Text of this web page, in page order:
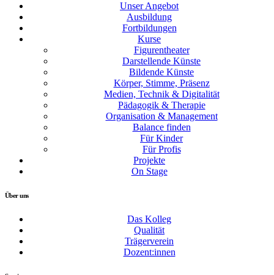
Unser Angebot
Ausbildung
Fortbildungen
Kurse
Figurentheater
Darstellende Künste
Bildende Künste
Körper, Stimme, Präsenz
Medien, Technik & Digitalität
Pädagogik & Therapie
Organisation & Management
Balance finden
Für Kinder
Für Profis
Projekte
On Stage
Über uns
Das Kolleg
Qualität
Trägerverein
Dozent:innen